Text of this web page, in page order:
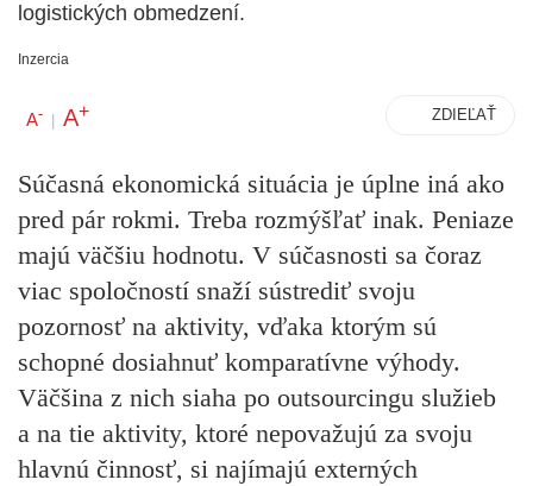
logistických obmedzení.
Inzercia
A- | A+ ZDIEĽAŤ
Súčasná ekonomická situácia je úplne iná ako
pred pár rokmi. Treba rozmýšľať inak. Peniaze
majú väčšiu hodnotu. V súčasnosti sa čoraz
viac spoločností snaží sústrediť svoju
pozornosť na aktivity, vďaka ktorým sú
schopné dosiahnuť komparatívne výhody.
Väčšina z nich siaha po outsourcingu služieb
a na tie aktivity, ktoré nepovažujú za svoju
hlavnú činnosť, si najímajú externých